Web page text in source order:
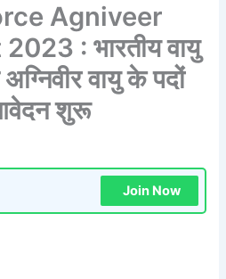
Agniveer
: भारतीय वायु
वायु के पदों
शुरू
Join Now